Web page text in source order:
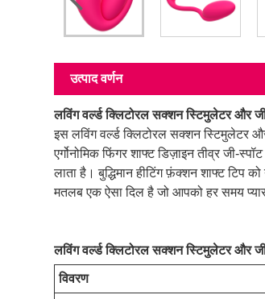
उत्पाद वर्णन
लविंग वर्ल्ड क्लिटोरल सक्शन स्टिमुलेटर और
इस लविंग वर्ल्ड क्लिटोरल सक्शन स्टिमुलेटर
एर्गोनोमिक फिंगर शाफ्ट डिज़ाइन तीव्र
लाता है। बुद्धिमान हीटिंग फ़ंक्शन शाफ्ट
मतलब एक ऐसा दिल है जो आपको हर समय
लविंग वर्ल्ड क्लिटोरल सक्शन स्टिमुलेटर और
विवरण